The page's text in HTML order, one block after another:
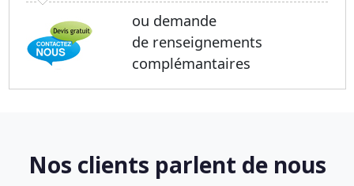
ou demande
de renseignements
complémantaires
Nos clients parlent de nous